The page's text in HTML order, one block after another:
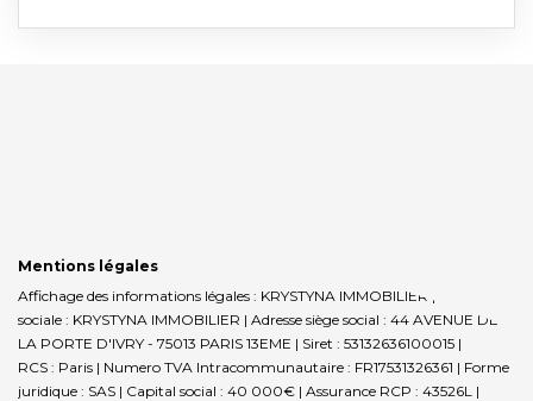
Mentions légales
Affichage des informations légales : KRYSTYNA IMMOBILIER | Raison
sociale : KRYSTYNA IMMOBILIER | Adresse siège social : 44 AVENUE DE
LA PORTE D'IVRY - 75013 PARIS 13EME | Siret : 53132636100015 |
RCS : Paris | Numero TVA Intracommunautaire : FR17531326361 | Forme
juridique : SAS | Capital social : 40 000€ | Assurance RCP : 43526L |